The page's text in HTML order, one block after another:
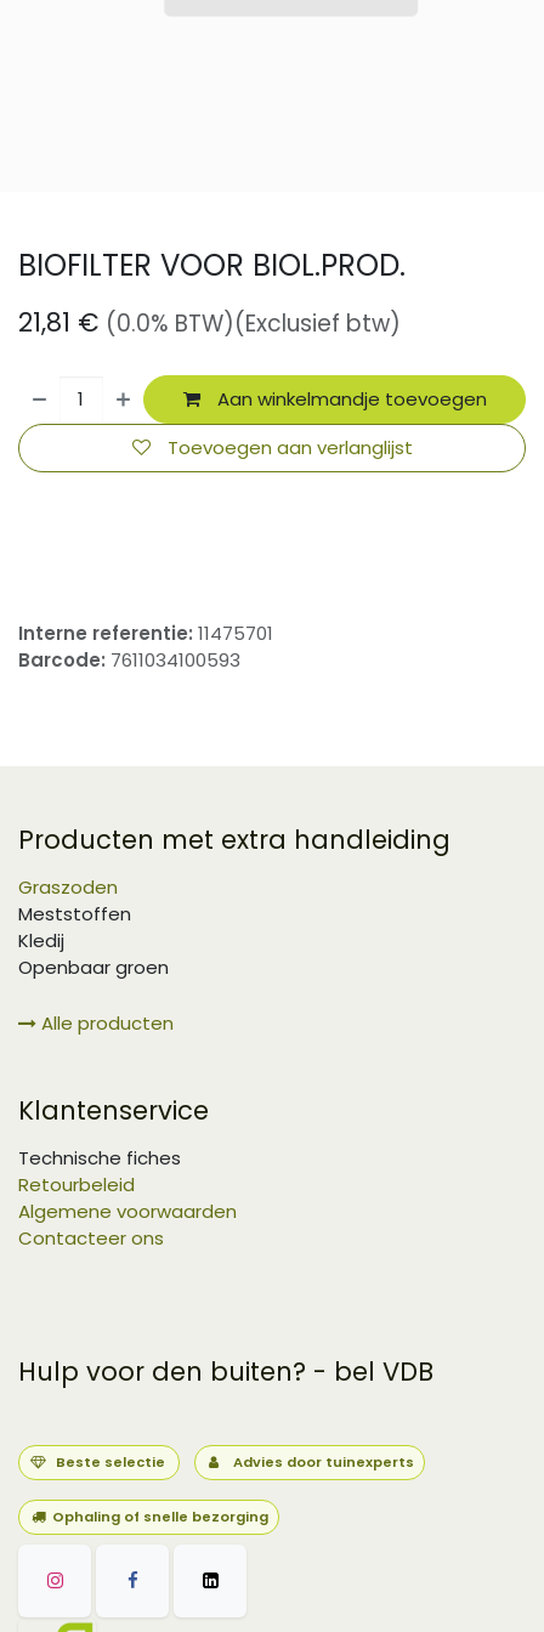
BIOFILTER VOOR BIOL.PROD.
21,81 € (0.0% BTW)(Exclusief btw)
Aan winkelmandje toevoegen
Toevoegen aan verlanglijst
Interne referentie: 11475701
Barcode: 7611034100593
Producten met extra handleiding
Graszoden
Meststoffen
Kledij
Openbaar groen
Alle producten
Klantenservice
Technische fiches
Retourbeleid
Algemene voorwaarden
Contacteer ons
Hulp voor den buiten? - bel VDB
Beste selectie Advies door tuinexperts
Ophaling of snelle bezorging